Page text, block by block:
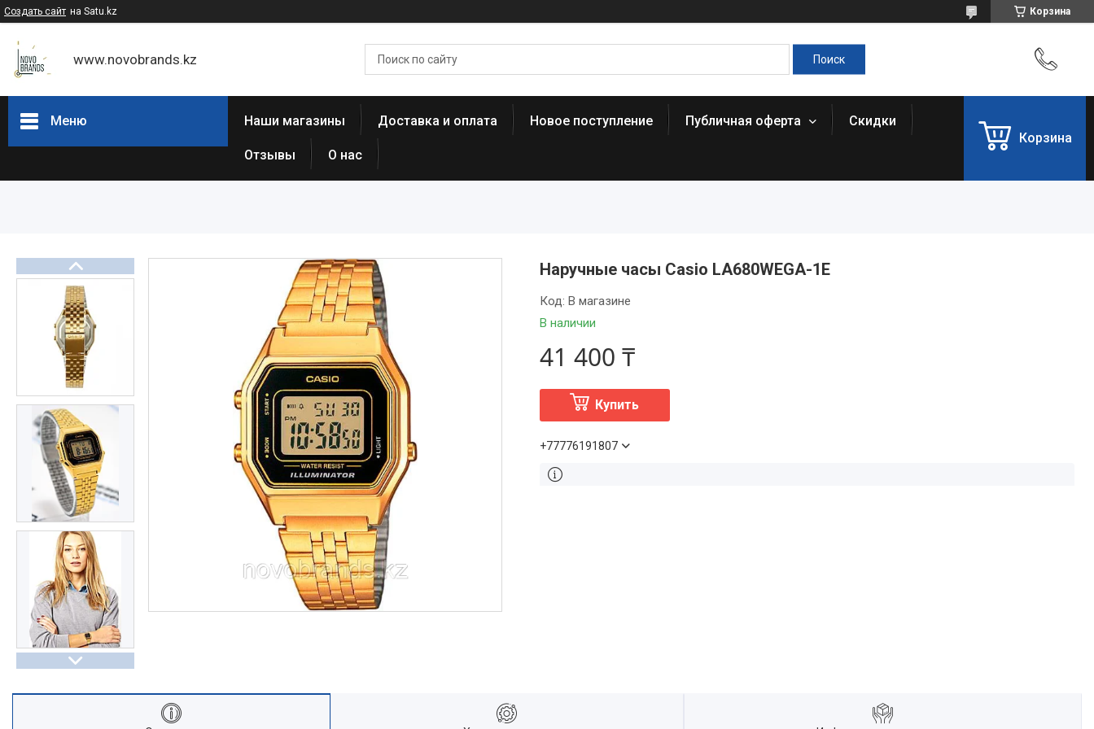
Создать сайт на Satu.kz Корзина
www.novobrands.kz
Меню
Часы Casio Pro Trek
Atlantic (Швейцария,est 1888)
Casio-Женские часы
Часы Casio Retro
Часы ORIENT
Часы Восток (Чистопольский
завод)
Часы Seiko
Casio спортивные часы
Будильники / настольные часы
Парные модели | СКИДКИ
Новости
Статьи
Наши магазины Доставка и оплата Новое поступление Публичная оферта Скидки
Отзывы О нас
Корзина
Наручные часы Casio LA680WEGA-1E
В наличии
Код: В магазине
41 400 ₸
Купить
+77776191807